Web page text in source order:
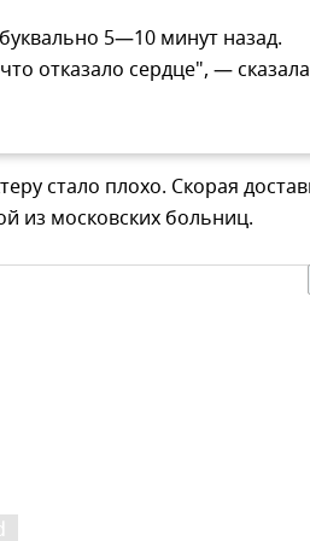
5—10 минут назад.
отказало сердце", — сказала
стало плохо. Скорая
из московских больниц.